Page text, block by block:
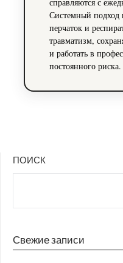
Системный подход
перчаток и
травматизм,
и работать в
постоянного риска.
ПОИСК
Свежие записи